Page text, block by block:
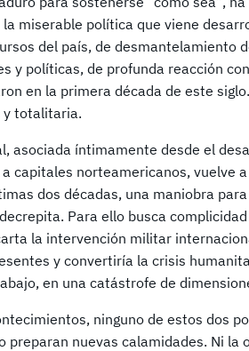
miserable política que viene
del país, de desmantelamiento
y políticas, de profunda reacción
en la primera década de este
y totalitaria.
asociada íntimamente desde el
capitales norteamericanos, vuelve
dos décadas, una maniobra
Para ello busca
la intervención militar
y convertiría la crisis
en una catástrofe de
ninguno de estos dos
preparan nuevas calamidades. Ni la